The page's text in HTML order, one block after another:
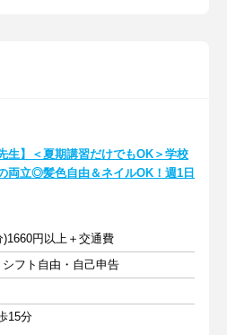
生】＜夏期講習だけでもOK＞学校
両立◎髪色自由＆ネイルOK！週1日
)1660円以上＋交通費
フト自由・自己申告
15分